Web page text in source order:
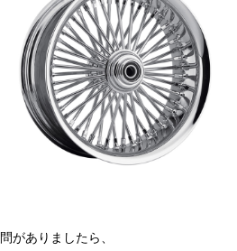
がありましたら、